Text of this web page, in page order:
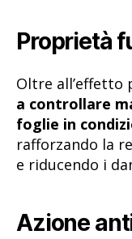
Proprietà
Oltre all’effetto
a controllare
foglie in
rafforzando la
e riducendo i
Azione